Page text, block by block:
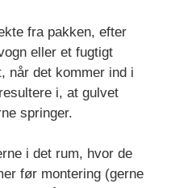
fra pakken, efter
eller et fugtigt
når det kommer ind i
i, at gulvet
springer.
i det rum, hvor de
før montering (gerne